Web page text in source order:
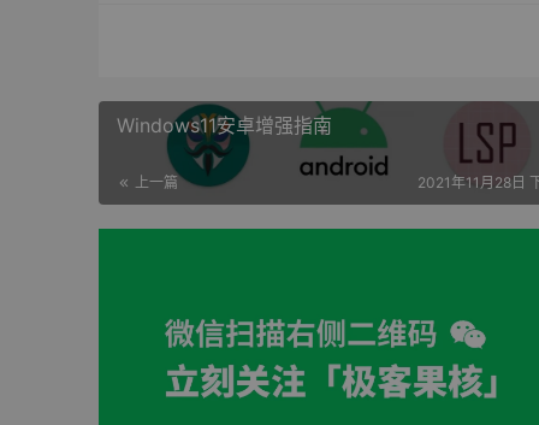
Windows11安卓增强指南
上一篇 2021年11月28日